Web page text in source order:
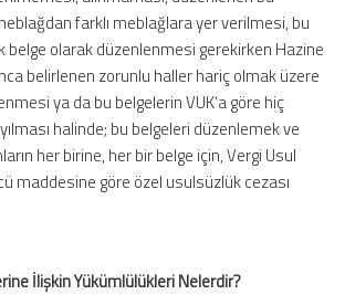
farklı meblağlara yer verilmesi, bu
belge olarak düzenlenmesi gerekirken Hazine
belirlenen zorunlu haller hariç olmak üzere
ya da bu belgelerin VUK’a göre hiç
halinde; bu belgeleri düzenlemek ve
her birine, her bir belge için, Vergi Usul
maddesine göre özel usulsüzlük cezası
İlişkin Yükümlülükleri Nelerdir?